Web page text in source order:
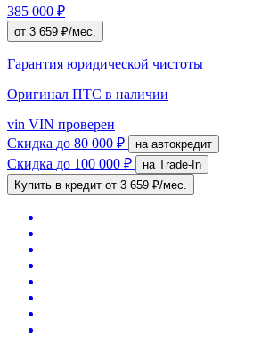
385 000 ₽
от 3 659 ₽/мес.
Гарантия юридической чистоты
Оригинал ПТС в наличии
vin VIN проверен
Скидка до 80 000 ₽ на автокредит
Скидка до 100 000 ₽
на Trade-In
Купить в кредит от 3 659 ₽/мес.